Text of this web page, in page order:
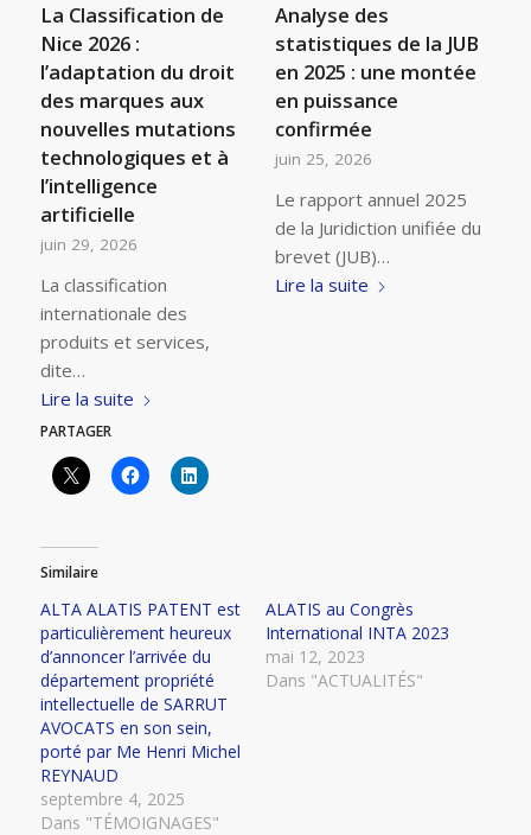
La Classification de
Nice 2026 :
l’adaptation du droit
des marques aux
nouvelles mutations
technologiques et à
l’intelligence
artificielle
juin 29, 2026
La classification
internationale des
produits et services,
dite…
Lire la suite
Analyse des
statistiques de la JUB
en 2025 : une montée
en puissance
confirmée
juin 25, 2026
Le rapport annuel 2025
de la Juridiction unifiée du
brevet (JUB)…
Lire la suite
PARTAGER
Similaire
ALTA ALATIS PATENT est
particulièrement heureux
d’annoncer l’arrivée du
département propriété
intellectuelle de SARRUT
AVOCATS en son sein,
porté par Me Henri Michel
REYNAUD
septembre 4, 2025
Dans "TÉMOIGNAGES"
ALATIS au Congrès
International INTA 2023
mai 12, 2023
Dans "ACTUALITÉS"